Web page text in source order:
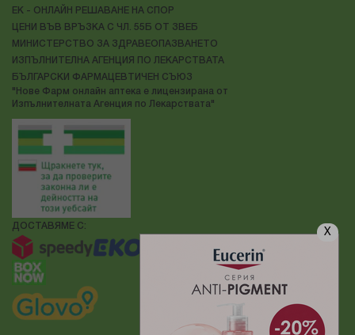
X
ЕК - ОНЛАЙН РЕШАВАНЕ НА СПОР
ЦЕНИ ВЪВ ВРЪЗКА С ЧЛ. 55Б ОТ ЗВЕБ
МИНИСТЕРСТВО ЗА ЗДРАВЕОПАЗВАНЕТО
ИЗПЪЛНИТЕЛНА АГЕНЦИЯ ПО ЛЕКАРСТВАТА
БЪЛГАРСКИ ФАРМАЦЕВТИЧЕН СЪЮЗ
"Нове Фарм онлайн аптека е лицензирана от
Изпълнителната Агенция по Лекарствата"
ДОСТАВЯМЕ С: